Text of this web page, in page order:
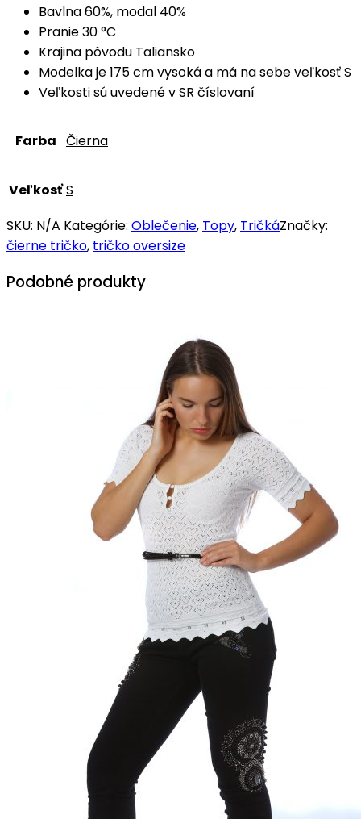
Bavlna 60%, modal 40%
Pranie 30 °C
Krajina pôvodu Taliansko
Modelka je 175 cm vysoká a má na sebe veľkosť S
Veľkosti sú uvedené v SR číslovaní
Farba Čierna
VeľkosťS
SKU: N/A Kategórie: Oblečenie, Topy, TričkáZnačky:
čierne tričko, tričko oversize
Podobné produkty